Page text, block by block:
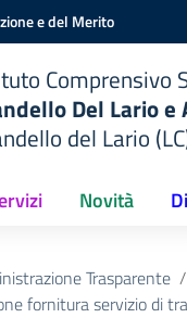
e del Merito
Comprensivo
Del Lario e
del Lario
Novità
Trasparente
fornitura servizio di